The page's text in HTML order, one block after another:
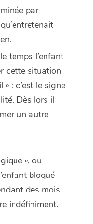
par
temps l’enfant
cette situation,
: c’est le signe
Dès lors il
un autre
», ou
bloqué
des mois
indéfiniment.